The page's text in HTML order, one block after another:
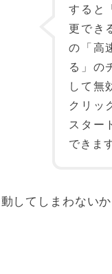
すると
更でき
の「高
る」の
して無
クリッ
スター
できま
してしまわない